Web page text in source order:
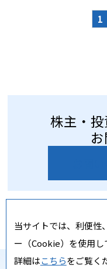
1
株主・
当サイトでは、利便性
ー（Cookie）を使用し
詳細はこちらをご覧く